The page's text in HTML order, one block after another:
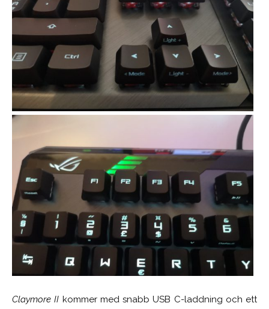
Claymore II kommer med snabb USB C-laddning och ett